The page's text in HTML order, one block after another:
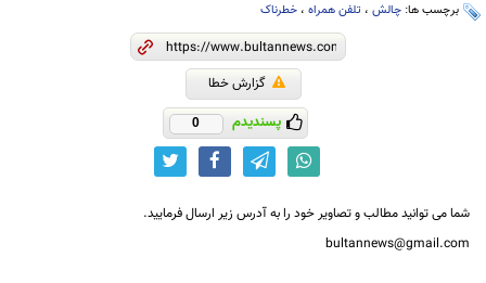
برچسب ها: چالش ، تلفن همراه ، خطرناک
گزارش خطا
پسندیدم 0
شما می توانید مطالب و تصاویر خود را به آدرس زیر ارسال فرمایید.
bultannews@gmail.com